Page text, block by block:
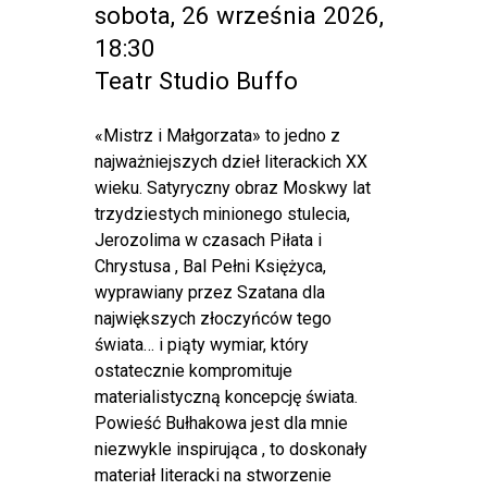
sobota, 26 września 2026,
18:30
Teatr Studio Buffo
«Mistrz i Małgorzata» to jedno z
najważniejszych dzieł literackich XX
wieku. Satyryczny obraz Moskwy lat
trzydziestych minionego stulecia,
Jerozolima w czasach Piłata i
Chrystusa , Bal Pełni Księżyca,
wyprawiany przez Szatana dla
największych złoczyńców tego
świata… i piąty wymiar, który
ostatecznie kompromituje
materialistyczną koncepcję świata.
Powieść Bułhakowa jest dla mnie
niezwykle inspirująca , to doskonały
materiał literacki na stworzenie